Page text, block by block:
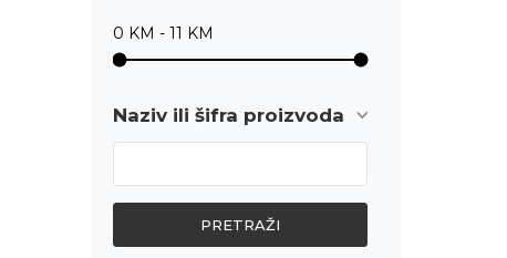
Naziv ili šifra proizvoda
PRETRAŽI